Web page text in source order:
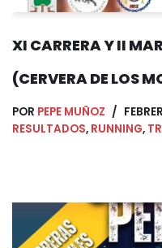
XI CARRERA Y II
(CERVERA DE LOS
POR PEPE MUÑOZ
RESULTADOS, RUNNING,